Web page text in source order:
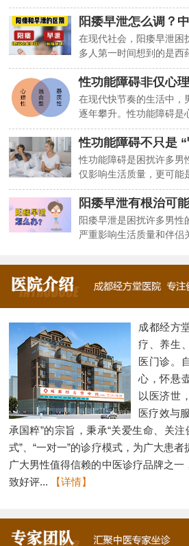
阳痿早泄怎么调？
在现代社会，阳痿早泄困
多人第一时间想到的是西
性功能障碍非仅心理
在现代快节奏的生活中，
逐年攀升。性功能障碍是
性功能障碍不只是 “
性功能障碍是困扰许多男
仅影响生活质量，更可能
阳痿早泄有根治可
阳痿早泄是困扰许多男性
严重影响生活质量和伴侣
成都经方
疗、养生
医门诊。
心，怀悬
以医济世
医疗效与
承国粹”的宗旨，秉承“关爱生命、关注
式”、“一对一”的诊疗模式，为广大患
广大男性值得信赖的中医诊疗品牌之一
致好评...
【详情】